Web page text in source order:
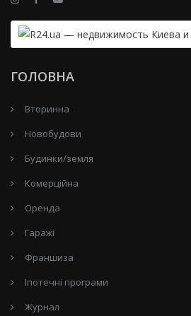
ГОЛОВНА
Вторинна
Новобудови
Будинки/земля
Комерційна
Оренда
Гаражі
Франшиза
Іпотечні програми
Журнал